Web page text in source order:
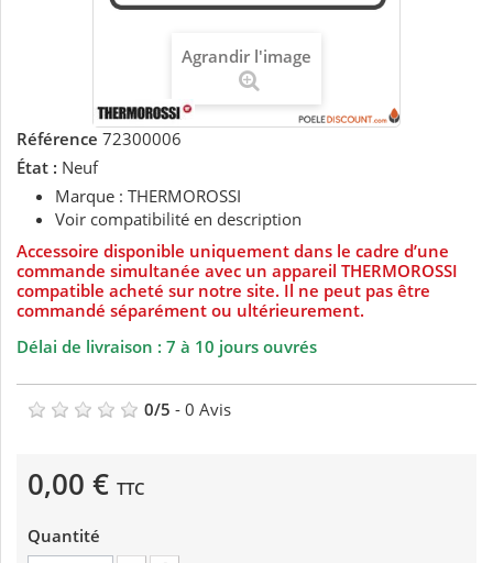
Agrandir l'image
Référence 72300006
État : Neuf
Marque : THERMOROSSI
Voir compatibilité en description
Accessoire disponible uniquement dans le cadre d’une
commande simultanée avec un appareil THERMOROSSI
compatible acheté sur notre site. Il ne peut pas être
commandé séparément ou ultérieurement.
Délai de livraison : 7 à 10 jours ouvrés
0/5 - 0 Avis
0,00 € TTC
Quantité